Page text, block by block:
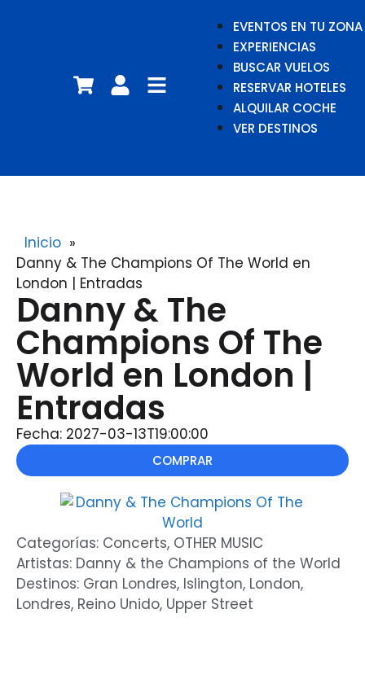
EVENTOS EN TU ZONA
EXPERIENCIAS
BUSCAR VUELOS
RESERVAR HOTELES
ALQUILAR COCHE
VER DESTINOS
Inicio »
Danny & The Champions Of The World en
London | Entradas
Danny & The
Champions Of The
World en London |
Entradas
Fecha: 2027-03-13T19:00:00
COMPRAR
Categorías: Concerts, OTHER MUSIC
Artistas: Danny & the Champions of the World
Destinos: Gran Londres, Islington, London,
Londres, Reino Unido, Upper Street